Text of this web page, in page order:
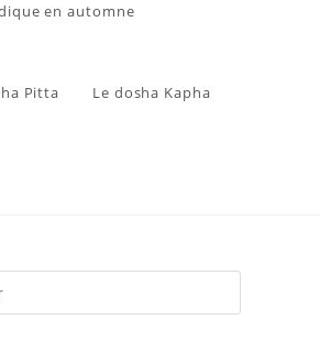
en automne
Pitta Le dosha Kapha